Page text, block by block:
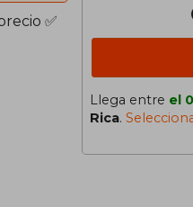
✅
Llega entre el
Rica.